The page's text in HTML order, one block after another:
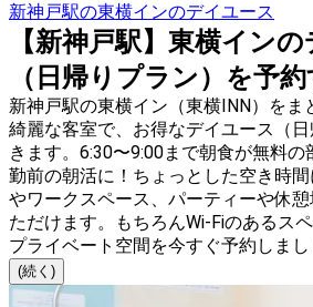
新神戸駅の東横インのデイユース
【新神戸駅】東横イン
（日帰りプラン）を予
新神戸駅の東横イン（東横INN）をま
綺麗な客室で、お得なデイユース（
きます。6:30〜9:00まで朝食が無料
勤前の朝活に！ちょっとした空き時
やワークスペース、パーティーや休
ただけます。もちろんWi-Fiのあるス
プライベート空間を今すぐ予約しまし
(続く)